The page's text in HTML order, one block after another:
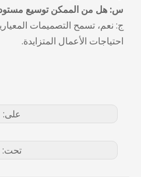
س: هل من الممكن توسيع
ج: نعم، تسمح التصميمات
احتياجات الأعمال المتزايدة.
على:
تحت: